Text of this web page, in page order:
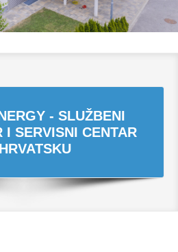
- SLUŽBENI
I SERVISNI CENTAR